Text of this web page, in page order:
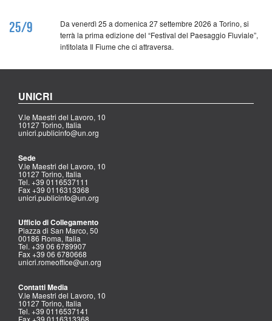
25/9
Da venerdì 25 a domenica 27 settembre 2026 a Torino, si
terrà la prima edizione del “Festival del Paesaggio Fluviale”,
intitolata Il Fiume che ci attraversa.
UNICRI
V.le Maestri del Lavoro, 10
10127 Torino, Italia
unicri.publicinfo@un.org
Sede
V.le Maestri del Lavoro, 10
10127 Torino, Italia
Tel. +39 0116537111
Fax +39 0116313368
unicri.publicinfo@un.org
Ufficio di Collegamento
Piazza di San Marco, 50
00186 Roma, Italia
Tel. +39 06 6789907
Fax +39 06 6780668
unicri.romeoffice@un.org
Contatti Media
V.le Maestri del Lavoro, 10
10127 Torino, Italia
Tel. +39 0116537141
Fax +39 0116313368